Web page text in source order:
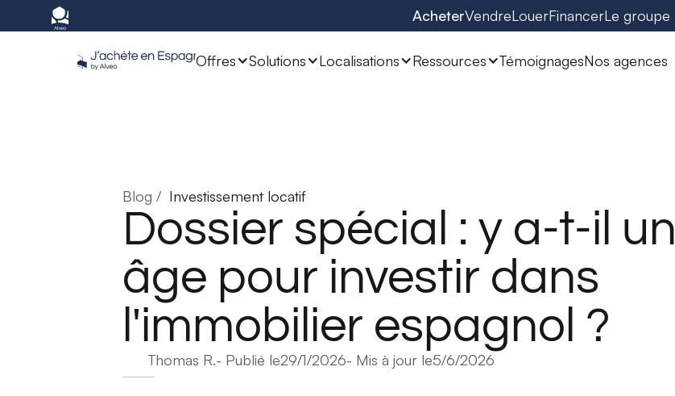
AcheterVendreLouerFinancerLe groupe
Offres Solutions Localisations Ressources TémoignagesNos agences
Blog / Investissement locatif
Dossier spécial : y a-t-il un
âge pour investir dans
l'immobilier espagnol ?
Thomas R.- Publié le29/1/2026- Mis à jour le5/6/2026